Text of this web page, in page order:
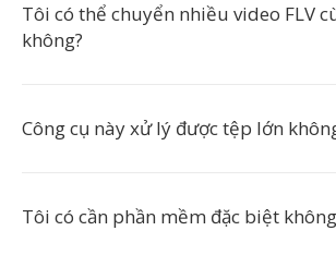
Tôi có thể chuyển nhiều video FLV
không?
Công cụ này xử lý được tệp lớn
Tôi có cần phần mềm đặc biệt